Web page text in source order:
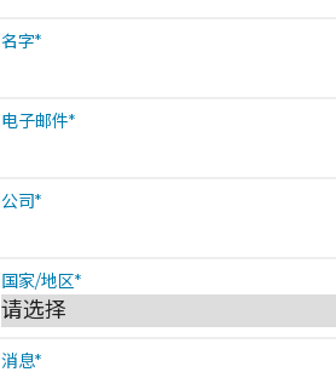
名字*
电子邮件*
公司*
国家/地区*
消息*